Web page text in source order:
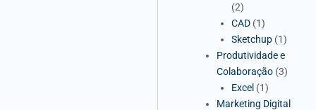
(2)
CAD (1)
Sketchup (1)
Produtividade e
Colaboração (3)
Excel (1)
Marketing Digital